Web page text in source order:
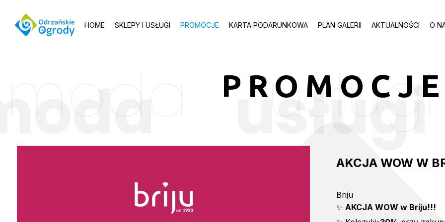
HOME SKLEPY I USŁUGI PROMOCJE KARTA PODARUNKOWA PLAN GALERII AKTUALNOŚCI O
PROMOCJE
usługi
moda usługi
AKCJA WOW W
Briju
✨AKCJA WOW w Briju!!!